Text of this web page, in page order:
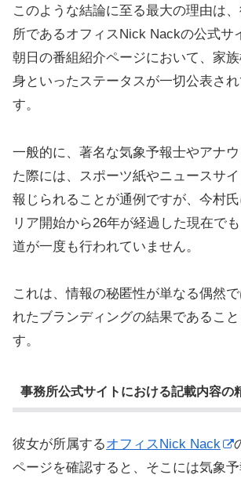
このような結論に至る最大の理由は
所であるオフィスNick Nackの公式サ
朝日の番組紹介ページにおいて、家
身といったステータスが一切公表さ
す。
一般的に、著名な気象予報士やアナ
た際には、スポーツ紙やニュースサ
報じられることが通例ですが、今村
リア開始から26年が経過した現在で
道が一度も行われていません。
これは、情報の秘匿性が単なる偶然
れたブランディングの結果であるこ
す。
事務所公式サイトにおける記載内容の
彼女が所属するオフィスNick Nack
ページを確認すると、そこには気象